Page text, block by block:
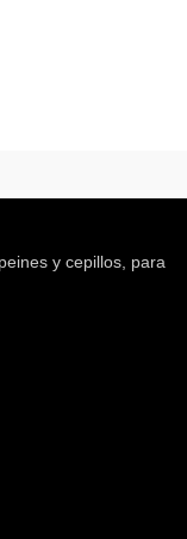
y cepillos, para